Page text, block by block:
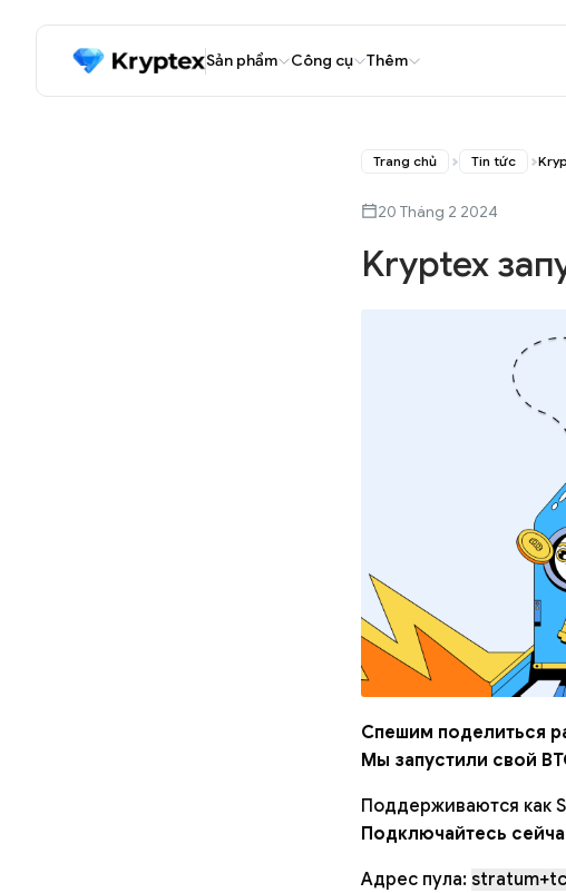
Sản phẩm Công cụ Thêm
Trang chủ Tin tức
20 Tháng 2 2024
Kryptex
Спешим поделиться
Мы запустили свой
Поддерживаются как
Подключайтесь
Адрес пула: